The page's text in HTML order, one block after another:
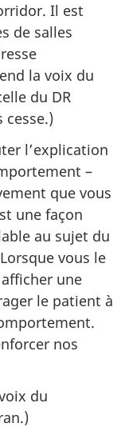
Il est
de salles
la voix du
du DR
cesse.)
l’explication
–
que vous
une façon
au sujet du
vous le
une
le patient à
nos
du